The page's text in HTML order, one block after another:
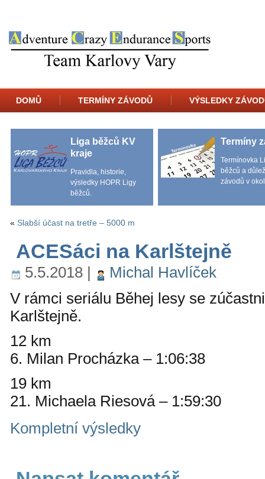
DOMŮ TERMÍNY ZÁVODŮ VÝSLEDKY
Liga běžců KV
kraje
Pravidla, historie,
výsledky HOPR Ligy
běžců.
Termíny
Termínovka
běžců a
závodů v
« Slabší účast na tretře – 5000 m
ACESáci na Karlštejně
5.5.2018 |
Michal Havlíček
V rámci seriálu Běhej lesy se
Karlštejně.
12 km
6. Milan Procházka – 1:06:38
19 km
21. Michaela Riesová – 1:59:30
Kompletní výsledky